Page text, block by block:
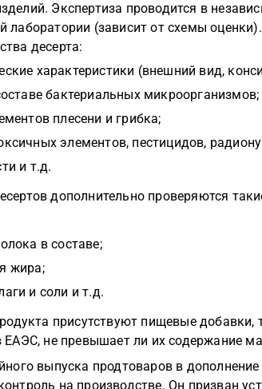
Экспертиза проводится в
лаборатории (зависит от схемы
десерта:
характеристики (внешний вид,
бактериальных микроорганизмов;
плесени и грибка;
элементов, пестицидов,
и т.д.
дополнительно проверяются
в составе;
жира;
и соли и т.д.
присутствуют пищевые добавки,
ЕАЭС, не превышает ли их содержание
выпуска продтоваров в
на производстве. Он призван